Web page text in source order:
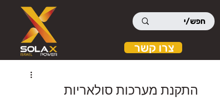
צרו קשר
התקנת מערכות סולאריות